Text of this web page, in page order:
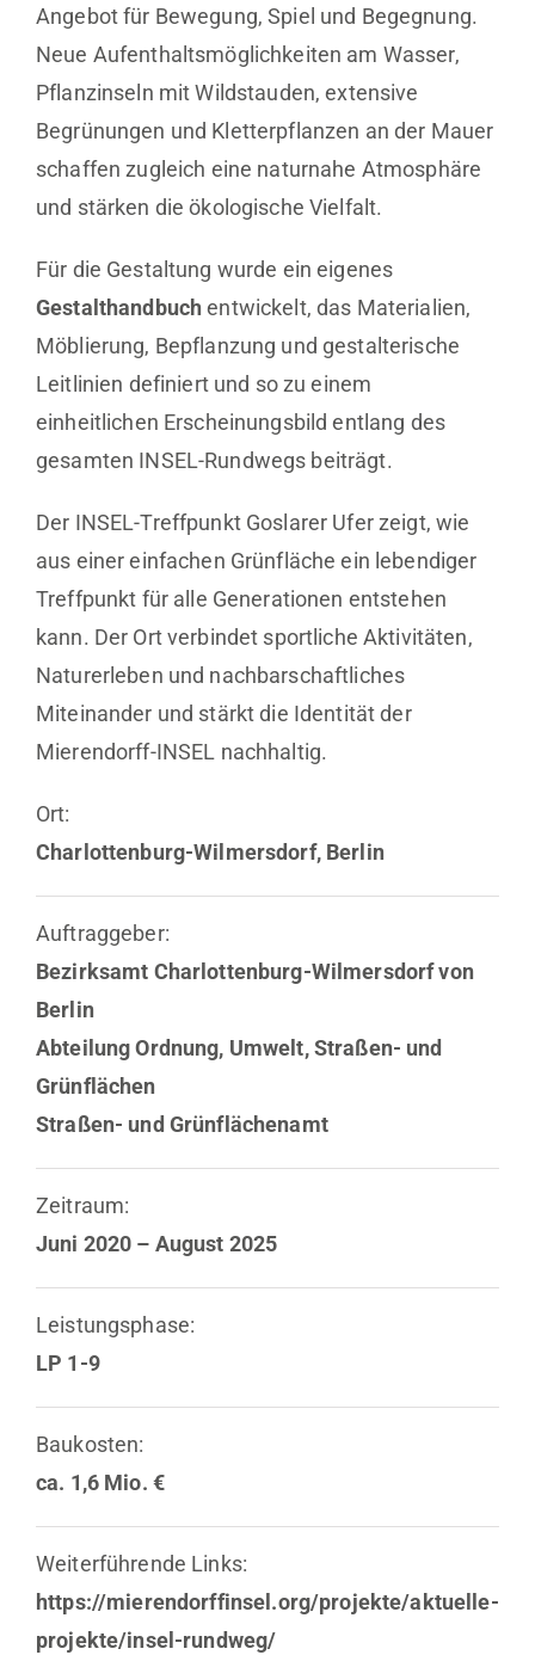
Angebot für Bewegung, Spiel und Begegnung.
Neue Aufenthaltsmöglichkeiten am Wasser,
Pflanzinseln mit Wildstauden, extensive
Begrünungen und Kletterpflanzen an der Mauer
schaffen zugleich eine naturnahe Atmosphäre
und stärken die ökologische Vielfalt.
Für die Gestaltung wurde ein eigenes
Gestalthandbuchentwickelt, das Materialien,
Möblierung, Bepflanzung und gestalterische
Leitlinien definiert und so zu einem
einheitlichen Erscheinungsbild entlang des
gesamten INSEL-Rundwegs beiträgt.
Der INSEL-Treffpunkt Goslarer Ufer zeigt, wie
aus einer einfachen Grünfläche ein lebendiger
Treffpunkt für alle Generationen entstehen
kann. Der Ort verbindet sportliche Aktivitäten,
Naturerleben und nachbarschaftliches
Miteinander und stärkt die Identität der
Mierendorff-INSEL nachhaltig.
Ort:
Charlottenburg-Wilmersdorf, Berlin
Auftraggeber:
Bezirksamt Charlottenburg-Wilmersdorf von
Berlin
Abteilung Ordnung, Umwelt, Straßen- und
Grünflächen
Straßen- und Grünflächenamt
Zeitraum:
Juni 2020 – August 2025
Leistungsphase:
LP 1-9
Baukosten:
ca. 1,6 Mio. €
Weiterführende Links:
https://mierendorffinsel.org/projekte/aktuelle-
projekte/insel-rundweg/